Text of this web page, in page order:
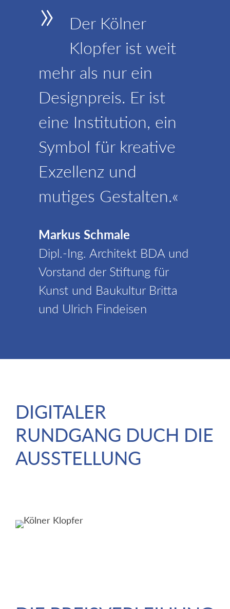
»
Der Kölner
Klopfer ist weit
mehr als nur ein
Designpreis. Er ist
eine Institution, ein
Symbol für kreative
Exzellenz und
mutiges Gestalten.«
Markus Schmale
Dipl.-Ing. Architekt BDA und
Vorstand der Stiftung für
Kunst und Baukultur Britta
und Ulrich Findeisen
DIGITALER
RUNDGANG DUCH DIE
AUSSTELLUNG